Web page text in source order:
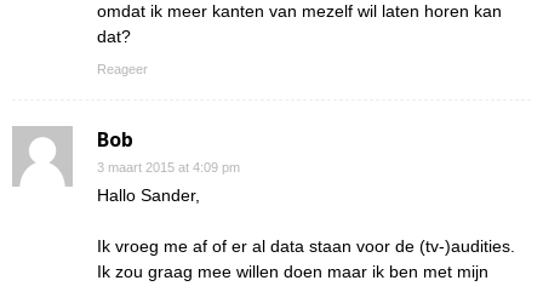
omdat ik meer kanten van mezelf wil laten horen kan
dat?
Reageer
Bob
3 maart 2015 at 4:09 pm
Hallo Sander,
Ik vroeg me af of er al data staan voor de (tv-)audities.
Ik zou graag mee willen doen maar ik ben met mijn